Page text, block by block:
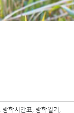
방학시간표 방학일기